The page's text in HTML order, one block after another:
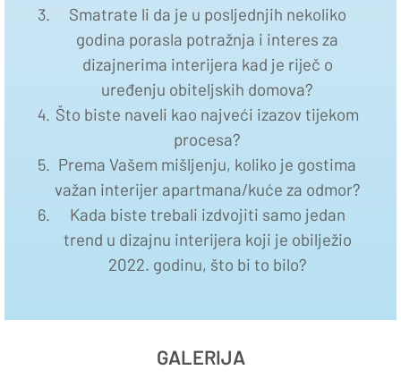
Smatrate li da je u posljednjih nekoliko
godina porasla potražnja i interes za
dizajnerima interijera kad je riječ o
uređenju obiteljskih domova?
Što biste naveli kao najveći izazov tijekom
procesa?
Prema Vašem mišljenju, koliko je gostima
važan interijer apartmana/kuće za odmor?
Kada biste trebali izdvojiti samo jedan
trend u dizajnu interijera koji je obilježio
2022. godinu, što bi to bilo?
GALERIJA